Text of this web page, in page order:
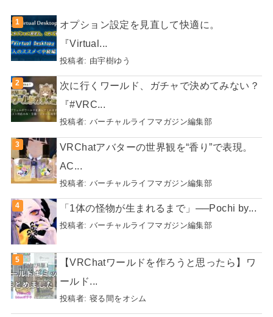
オプション設定を見直して快適に。
『Virtual...
投稿者: 由宇樹ゆう
次に行くワールド、ガチャで決めてみない？
『#VRC...
投稿者: バーチャルライフマガジン編集部
VRChatアバターの世界観を“香り”で表現。
AC...
投稿者: バーチャルライフマガジン編集部
「1体の怪物が生まれるまで」──Pochi by...
投稿者: バーチャルライフマガジン編集部
【VRChatワールドを作ろうと思ったら】ワ
ールド...
投稿者: 寝る間をオシム